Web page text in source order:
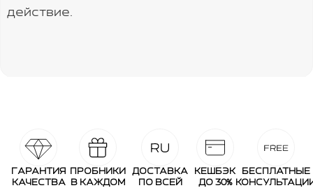
действие.
ГАРАНТИЯ
КАЧЕСТВА
ПРОБНИКИ
В КАЖДОМ
ДОСТАВКА
ПО ВСЕЙ
КЕШБЭК
ДО 30%
БЕСПЛАТНЫЕ